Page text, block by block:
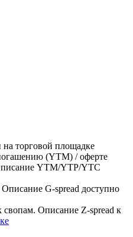
торговой площадке
(YTM) / оферте
YTM/YTP/YTC
G-spread доступно
свопам. Описание Z-spread к